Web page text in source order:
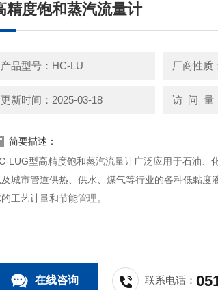
精度饱和蒸汽流量计
产品型号：HC-LU 厂商性质
更新时间：2025-03-18 访 问 量
简要描述：
LUG型高精度饱和蒸汽流量计广泛应用于石油、
及城市管道供热、供水、煤气等行业的各种低黏度
工艺计量和节能管理。
在线咨询 联系电话：